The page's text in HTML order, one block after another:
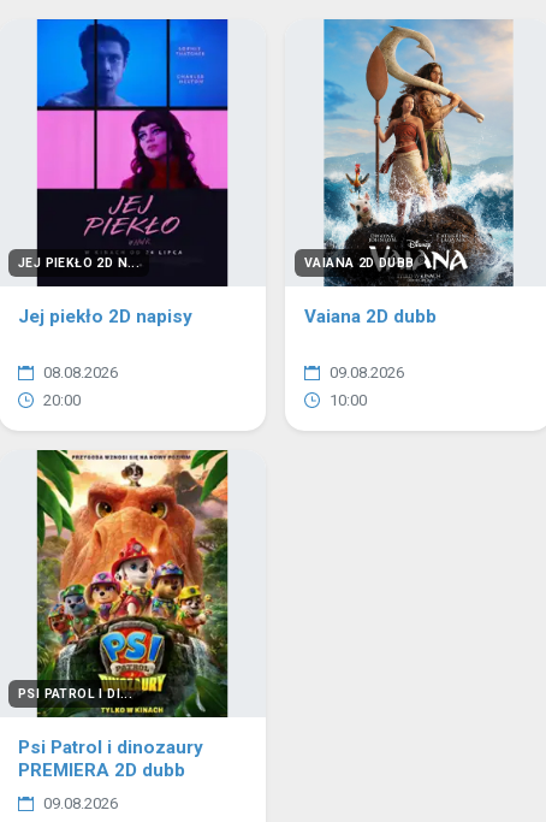
JEJ PIEKŁO 2D N...
Jej piekło 2D napisy
08.08.2026
20:00
VAIANA 2D DUBB
Vaiana 2D dubb
09.08.2026
10:00
PSI PATROL I DI...
Psi Patrol i dinozaury
PREMIERA 2D dubb
09.08.2026